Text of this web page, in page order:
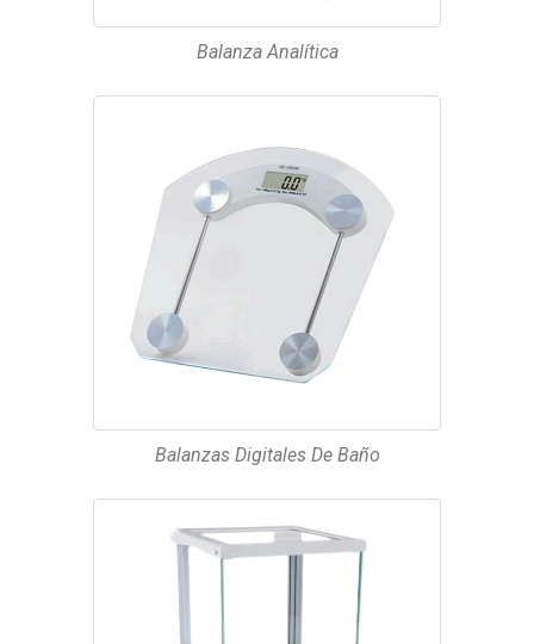
Balanza Analítica
Balanzas Digitales De Baño